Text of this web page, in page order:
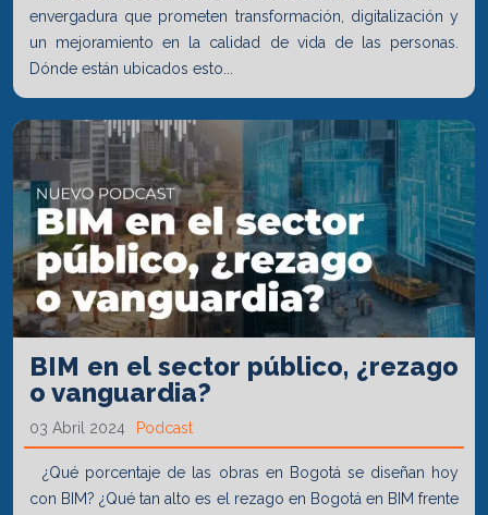
envergadura que prometen transformación, digitalización y
un mejoramiento en la calidad de vida de las personas.
Dónde están ubicados esto...
BIM en el sector público, ¿rezago
o vanguardia?
03 Abril 2024 Podcast
¿Qué porcentaje de las obras en Bogotá se diseñan hoy
con BIM? ¿Qué tan alto es el rezago en Bogotá en BIM frente